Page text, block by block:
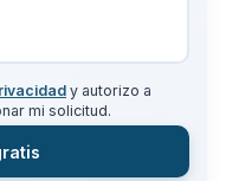
y autorizo a
mi solicitud.